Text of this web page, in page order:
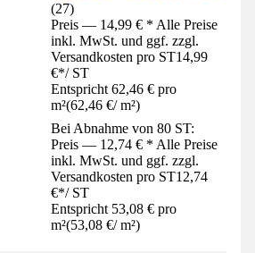
(27)
Preis — 14,99 € * Alle Preise
inkl. MwSt. und ggf. zzgl.
Versandkosten pro ST14,99
€*/ ST
Entspricht 62,46 € pro
m²(62,46 €/ m²)
Bei Abnahme von 80 ST:
Preis — 12,74 € * Alle Preise
inkl. MwSt. und ggf. zzgl.
Versandkosten pro ST12,74
€*/ ST
Entspricht 53,08 € pro
m²(53,08 €/ m²)